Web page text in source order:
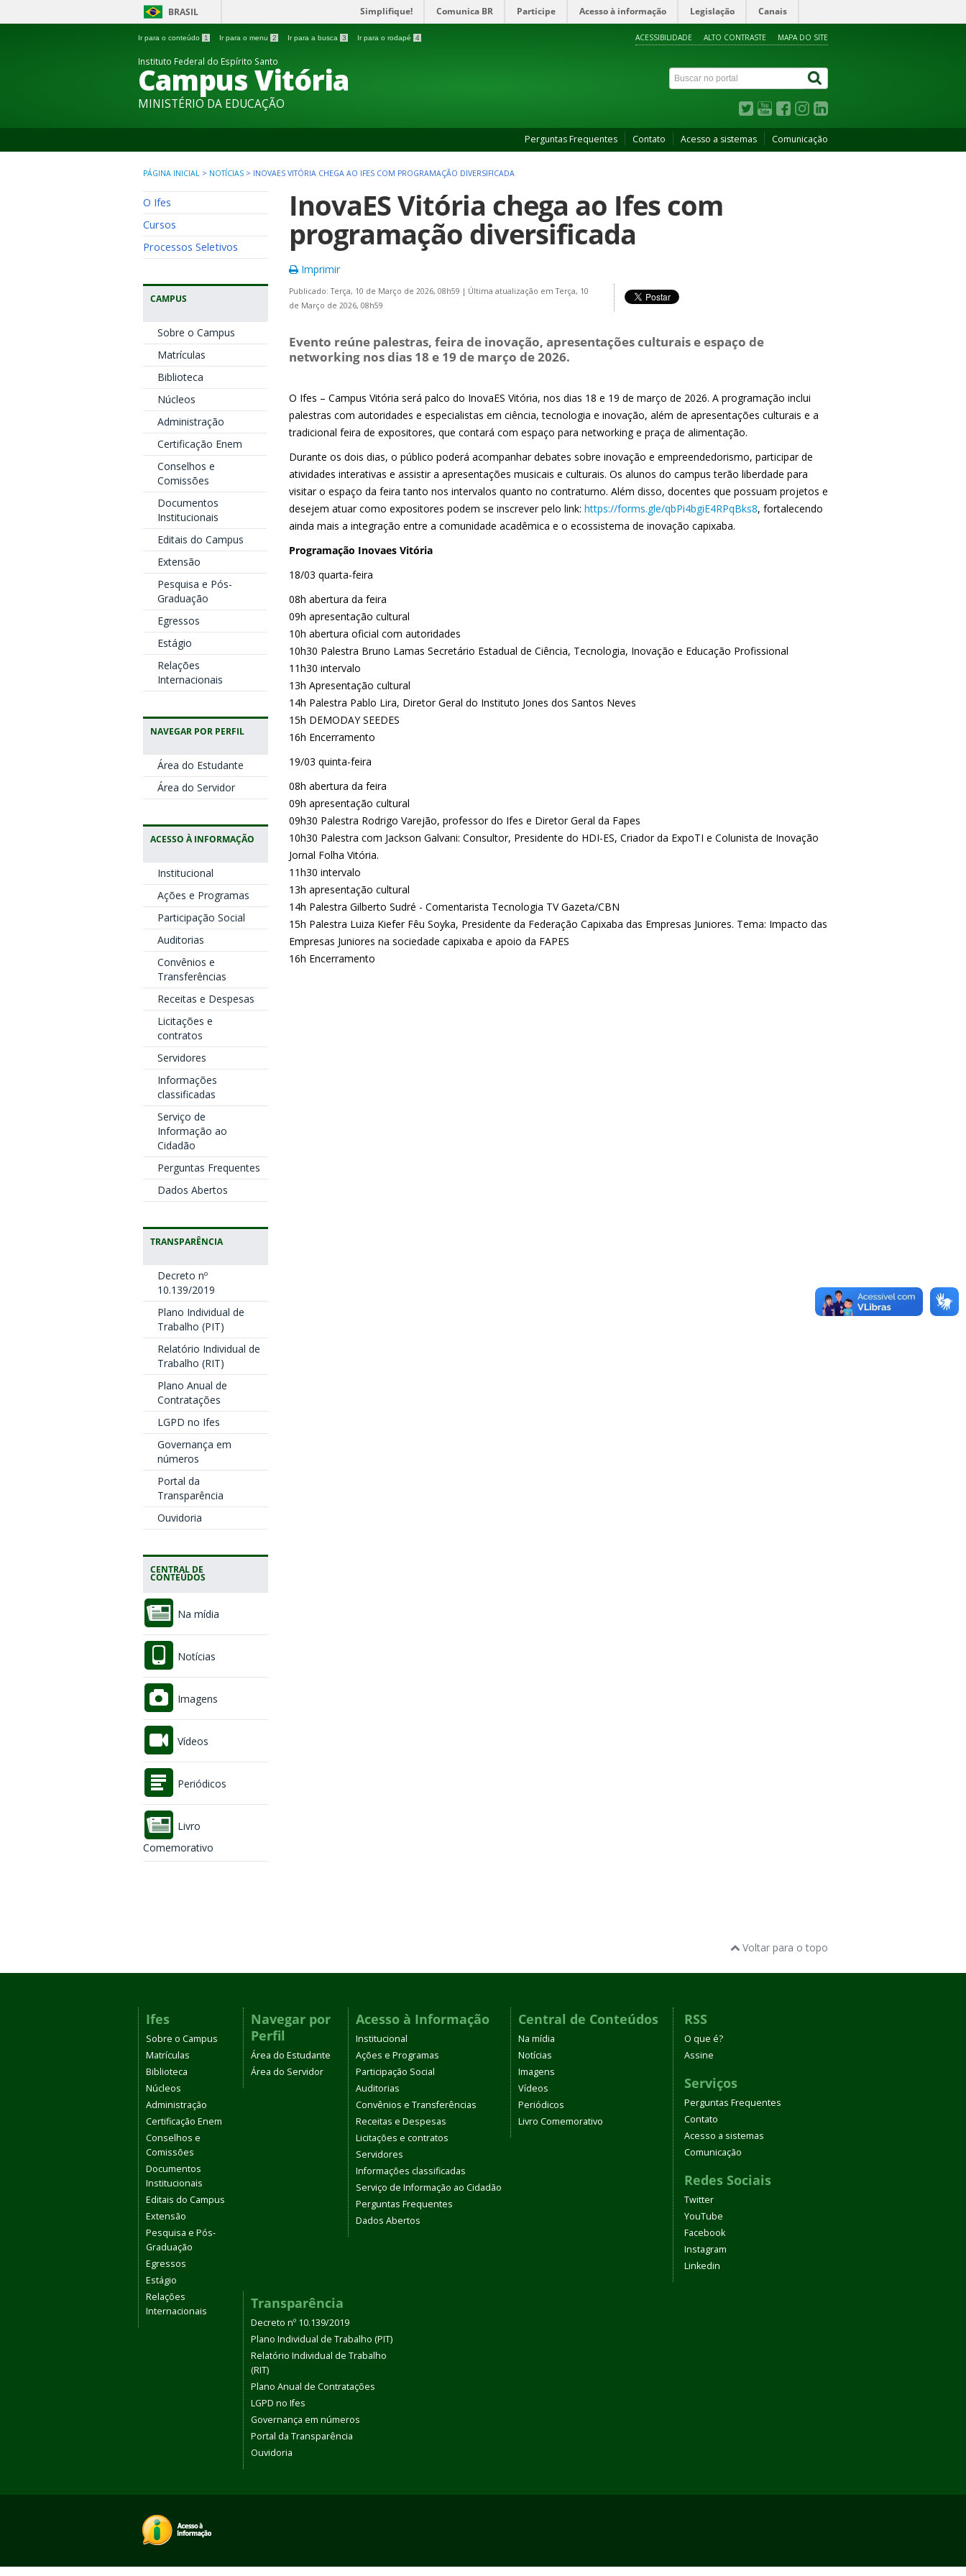
BRASIL Simplifique! Comunica BR Participe Acesso à informação Legislação Canais
Ir para o conteúdo 1 Ir para o menu 2 Ir para a busca 3 Ir para o rodapé 4 ACESSIBILIDADE ALTO CONTRASTE MAPA DO SITE
Instituto Federal do Espírito Santo
Campus Vitória
MINISTÉRIO DA EDUCAÇÃO
Perguntas Frequentes Contato Acesso a sistemas Comunicação
PÁGINA INICIAL > NOTÍCIAS > INOVAES VITÓRIA CHEGA AO IFES COM PROGRAMAÇÃO DIVERSIFICADA
O Ifes
Cursos
Processos Seletivos
CAMPUS
Sobre o Campus
Matrículas
Biblioteca
Núcleos
Administração
Certificação Enem
Conselhos e
Comissões
Documentos
Institucionais
Editais do Campus
Extensão
Pesquisa e Pós-
Graduação
Egressos
Estágio
Relações
Internacionais
NAVEGAR POR PERFIL
Área do Estudante
Área do Servidor
ACESSO À INFORMAÇÃO
Institucional
Ações e Programas
Participação Social
Auditorias
Convênios e
Transferências
Receitas e Despesas
Licitações e
contratos
Servidores
Informações
classificadas
Serviço de
Informação ao
Cidadão
Perguntas Frequentes
Dados Abertos
TRANSPARÊNCIA
Decreto nº
10.139/2019
Plano Individual de
Trabalho (PIT)
Relatório Individual de
Trabalho (RIT)
Plano Anual de
Contratações
LGPD no Ifes
Governança em
números
Portal da
Transparência
Ouvidoria
CENTRAL DE
CONTEÚDOS
Na mídia
Notícias
Imagens
Vídeos
Periódicos
Livro
Comemorativo
InovaES Vitória chega ao Ifes com
programação diversificada
Imprimir
Publicado: Terça, 10 de Março de 2026, 08h59 | Última atualização em Terça, 10
de Março de 2026, 08h59
Evento reúne palestras, feira de inovação, apresentações culturais e espaço de
networking nos dias 18 e 19 de março de 2026.
O Ifes – Campus Vitória será palco do InovaES Vitória, nos dias 18 e 19 de março de 2026. A programação inclui
palestras com autoridades e especialistas em ciência, tecnologia e inovação, além de apresentações culturais e a
tradicional feira de expositores, que contará com espaço para networking e praça de alimentação.
Durante os dois dias, o público poderá acompanhar debates sobre inovação e empreendedorismo, participar de
atividades interativas e assistir a apresentações musicais e culturais. Os alunos do campus terão liberdade para
visitar o espaço da feira tanto nos intervalos quanto no contraturno. Além disso, docentes que possuam projetos e
desejem atuar como expositores podem se inscrever pelo link: https://forms.gle/qbPi4bgiE4RPqBks8, fortalecendo
ainda mais a integração entre a comunidade acadêmica e o ecossistema de inovação capixaba.
Programação Inovaes Vitória
18/03 quarta-feira
08h abertura da feira
09h apresentação cultural
10h abertura oficial com autoridades
10h30 Palestra Bruno Lamas Secretário Estadual de Ciência, Tecnologia, Inovação e Educação Profissional
11h30 intervalo
13h Apresentação cultural
14h Palestra Pablo Lira, Diretor Geral do Instituto Jones dos Santos Neves
15h DEMODAY SEEDES
16h Encerramento
19/03 quinta-feira
08h abertura da feira
09h apresentação cultural
09h30 Palestra Rodrigo Varejão, professor do Ifes e Diretor Geral da Fapes
10h30 Palestra com Jackson Galvani: Consultor, Presidente do HDI-ES, Criador da ExpoTI e Colunista de Inovação
Jornal Folha Vitória.
11h30 intervalo
13h apresentação cultural
14h Palestra Gilberto Sudré - Comentarista Tecnologia TV Gazeta/CBN
15h Palestra Luiza Kiefer Fêu Soyka, Presidente da Federação Capixaba das Empresas Juniores. Tema: Impacto das
Empresas Juniores na sociedade capixaba e apoio da FAPES
16h Encerramento
Voltar para o topo
Ifes
Sobre o Campus
Matrículas
Biblioteca
Núcleos
Administração
Certificação Enem
Conselhos e
Comissões
Documentos
Institucionais
Editais do Campus
Extensão
Pesquisa e Pós-
Graduação
Egressos
Estágio
Relações
Internacionais
Navegar por
Perfil
Área do Estudante
Área do Servidor
Acesso à Informação
Institucional
Ações e Programas
Participação Social
Auditorias
Convênios e Transferências
Receitas e Despesas
Licitações e contratos
Servidores
Informações classificadas
Serviço de Informação ao Cidadão
Perguntas Frequentes
Dados Abertos
Central de Conteúdos
Na mídia
Notícias
Imagens
Vídeos
Periódicos
Livro Comemorativo
RSS
O que é?
Assine
Serviços
Perguntas Frequentes
Contato
Acesso a sistemas
Comunicação
Redes Sociais
Twitter
YouTube
Facebook
Instagram
Linkedin
Transparência
Decreto nº 10.139/2019
Plano Individual de Trabalho (PIT)
Relatório Individual de Trabalho
(RIT)
Plano Anual de Contratações
LGPD no Ifes
Governança em números
Portal da Transparência
Ouvidoria